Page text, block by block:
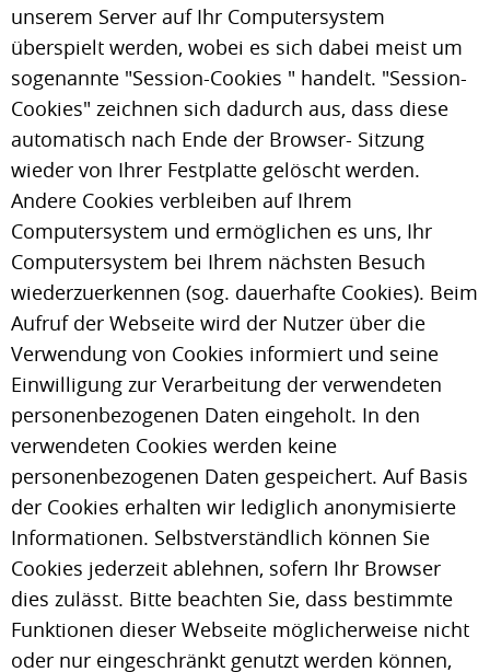
unserem Server auf Ihr Computersystem
überspielt werden, wobei es sich dabei meist um
sogenannte "Session-Cookies " handelt. "Session-
Cookies" zeichnen sich dadurch aus, dass diese
automatisch nach Ende der Browser- Sitzung
wieder von Ihrer Festplatte gelöscht werden.
Andere Cookies verbleiben auf Ihrem
Computersystem und ermöglichen es uns, Ihr
Computersystem bei Ihrem nächsten Besuch
wiederzuerkennen (sog. dauerhafte Cookies). Beim
Aufruf der Webseite wird der Nutzer über die
Verwendung von Cookies informiert und seine
Einwilligung zur Verarbeitung der verwendeten
personenbezogenen Daten eingeholt. In den
verwendeten Cookies werden keine
personenbezogenen Daten gespeichert. Auf Basis
der Cookies erhalten wir lediglich anonymisierte
Informationen. Selbstverständlich können Sie
Cookies jederzeit ablehnen, sofern Ihr Browser
dies zulässt. Bitte beachten Sie, dass bestimmte
Funktionen dieser Webseite möglicherweise nicht
oder nur eingeschränkt genutzt werden können,